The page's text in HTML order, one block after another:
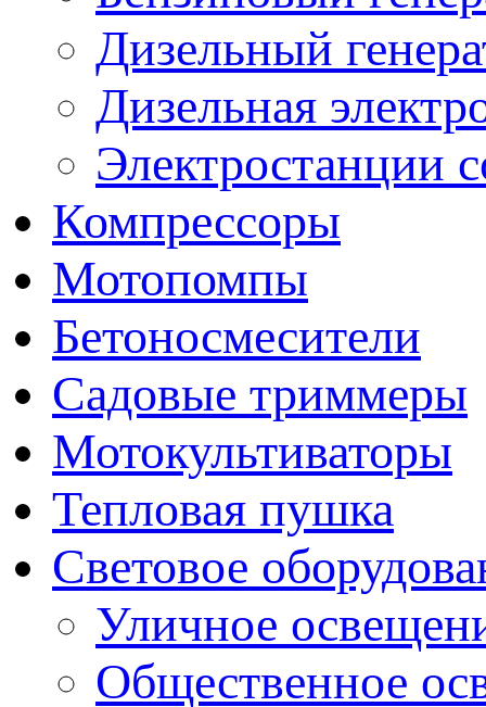
Дизельный
Дизельная
Электростанции
Компрессоры
Мотопомпы
Бетоносмесители
Садовые триммеры
Мотокультиваторы
Тепловая пушка
Световое
Уличное
Общественное